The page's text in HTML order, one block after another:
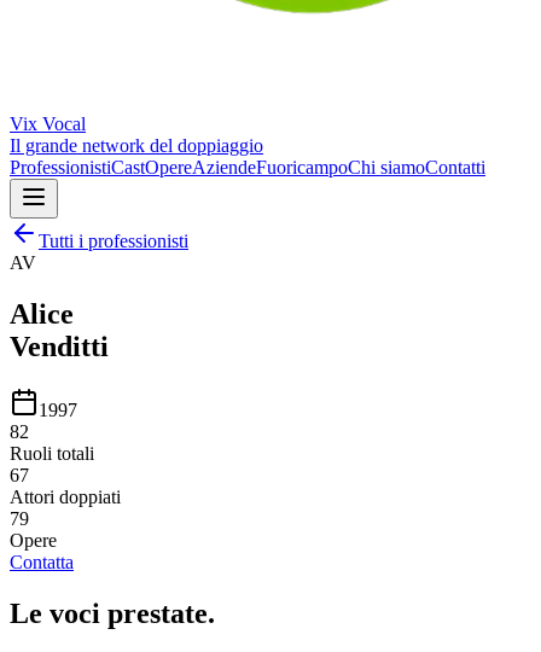
Vix Vocal
Il grande network del doppiaggio
ProfessionistiCastOpereAziendeFuoricampoChi siamoContatti
Tutti i professionisti
AV
Alice
Venditti
1997
82
Ruoli totali
67
Attori doppiati
79
Opere
Contatta
Le voci prestate.